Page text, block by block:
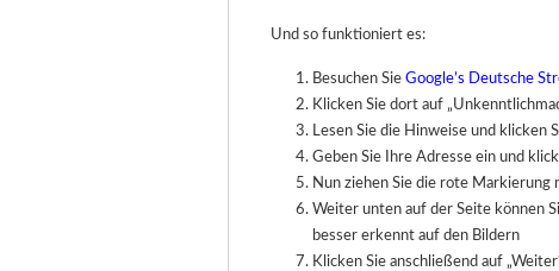
Und so funktioniert es:
Besuchen Sie Google’s Deutsche
Klicken Sie dort auf
Lesen Sie die Hinweise und klicken
Geben Sie Ihre Adresse ein und
Nun ziehen Sie die rote Markierung
Weiter unten auf der Seite können
besser erkennt auf den Bildern
Klicken Sie anschließend auf